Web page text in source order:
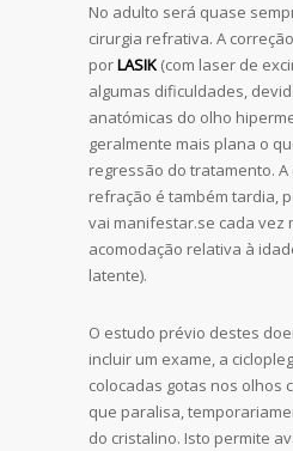
No adulto será quase
cirurgia refrativa. A
porLASIK (com laser de
algumas dificuldades,
anatómicas do olho
geralmente mais plana o
regressão do tratamento.
refração é também tardia,
vai manifestar.se cada vez
acomodação relativa à
latente).
O estudo prévio destes
incluir um exame, a
colocadas gotas nos olhos
que paralisa,
do cristalino. Isto permite